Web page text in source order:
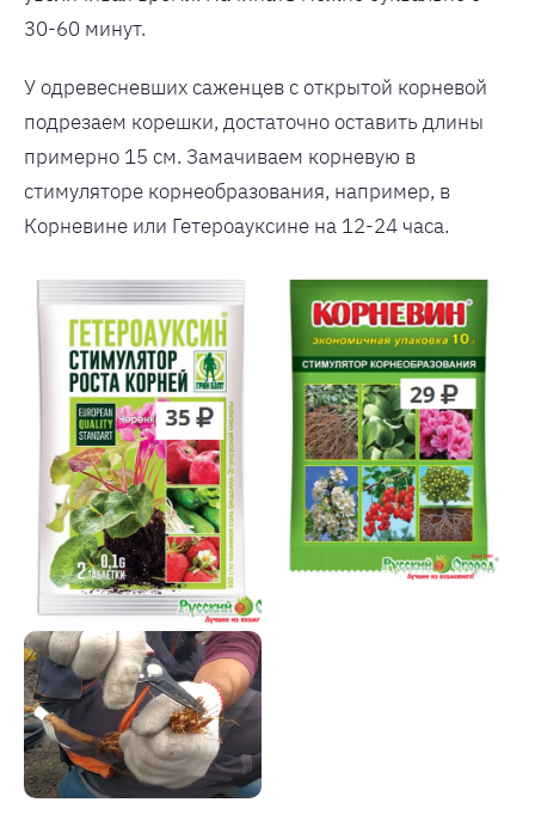
30-60 минут.
У одревесневших саженцев с открытой корневой
подрезаем корешки, достаточно оставить длины
примерно 15 см. Замачиваем корневую в
стимуляторе корнеобразования, например, в
Корневине или Гетероауксине на 12-24 часа.